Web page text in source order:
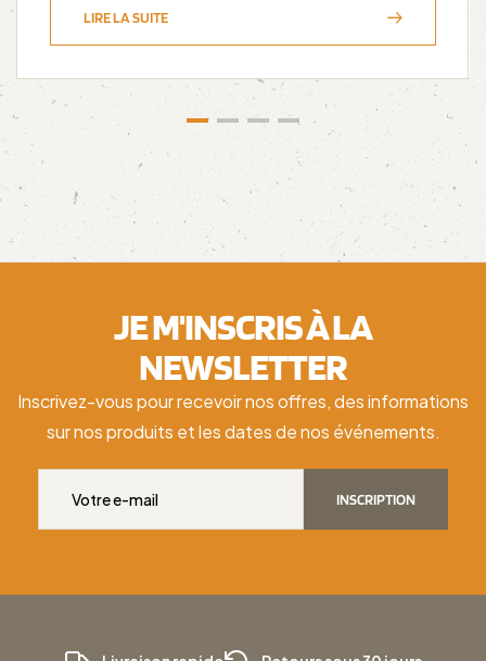
LIRE LA SUITE
JE M'INSCRIS À LA
NEWSLETTER
Inscrivez-vous pour recevoir nos offres, des informations
sur nos produits et les dates de nos événements.
INSCRIPTION